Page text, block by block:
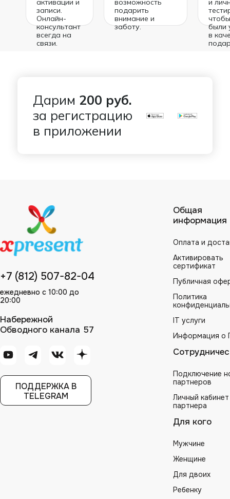
активации и
записи.
Онлайн-
консультант
всегда на
связи.
возможность
подарить
внимание и
заботу.
и
были
в
Дарим 200 руб.
за регистрацию
в приложении
+7 (812) 507-82-04
ежедневно с 10:00 до
20:00
Набережной
Обводного канала 57
ПОДДЕРЖКА В
TELEGRAM
Общая
информация
Оплата и
Активировать
сертификат
Публичная
Политика
IT услуги
Информация о
Подключение
партнеров
Личный кабинет
партнера
Для кого
Мужчине
Женщине
Для двоих
Ребенку